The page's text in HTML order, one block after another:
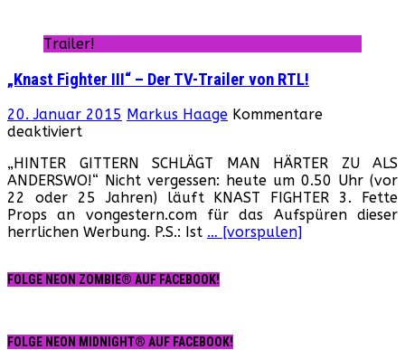
Trailer!
„Knast Fighter III“ – Der TV-Trailer von RTL!
20. Januar 2015 Markus Haage Kommentare
deaktiviertfür
Fighter
III“
–
Der
TV-
von
RTL!
„HINTER GITTERN SCHLÄGT MAN HÄRTER ZU ALS
ANDERSWO!“ Nicht vergessen: heute um 0.50 Uhr (vor
22 oder 25 Jahren) läuft KNAST FIGHTER 3. Fette
Props an vongestern.com für das Aufspüren dieser
herrlichen Werbung. P.S.: Ist … [vorspulen]
FOLGE NEON ZOMBIE® AUF FACEBOOK!
FOLGE NEON MIDNIGHT® AUF FACEBOOK!